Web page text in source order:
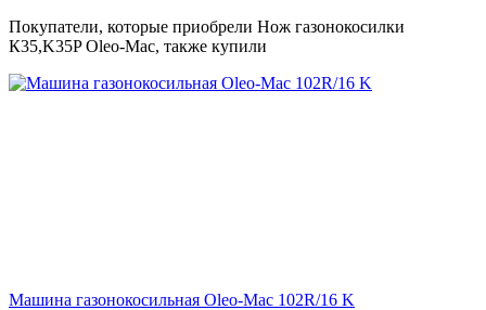
Покупатели, которые приобрели Нож газонокосилки
К35,K35P Oleo-Mac, также купили
Машина газонокосильная Oleo-Mac 102R/16 K